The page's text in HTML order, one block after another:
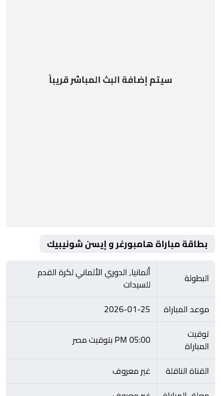
سيتم إضافة البث المباشر قريباً
بطاقة مباراة هامبورغر و إيسن شونيبيك
البطولة ألمانيا, الدوري الألماني لكرة القدم
للسيدات
موعد المباراة
2026-01-25
توقيت
المباراة
05:00 PM بتوقيت مصر
القناة الناقلة
غير معروف